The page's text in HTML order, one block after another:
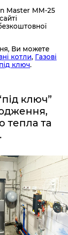
Master MM-25
Ви можете
котли, Газові
ключ.
ключ”
тепла та